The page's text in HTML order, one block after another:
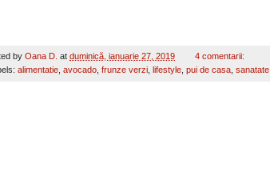
by Oana D. at duminică, ianuarie 27, 2019
4 comentarii:
alimentatie, avocado, frunze verzi, lifestyle, pui de casa, sanatate